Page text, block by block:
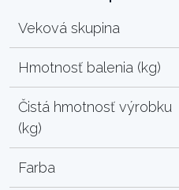
Veková skupina
Hmotnosť balenia (kg)
Čistá hmotnosť výrobku
(kg)
Farba